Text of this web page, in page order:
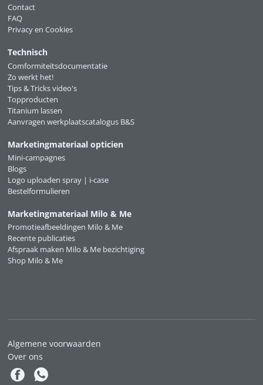
Contact
FAQ
Privacy en Cookies
Technisch
Comformiteitsdocumentatie
Zo werkt het!
Tips & Tricks video's
Topproducten
Titanium lassen
Aanvragen werkplaatscatalogus B&S
Marketingmateriaal opticien
Mini-campagnes
Blogs
Logo uploaden spray | i-case
Bestelformulieren
Marketingmateriaal Milo & Me
Promotieafbeeldingen Milo & Me
Recente publicaties
Afspraak maken Milo & Me bezichtiging
Shop Milo & Me
Algemene voorwaarden
Over ons